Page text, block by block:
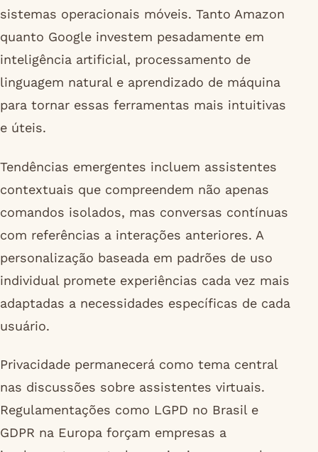
sistemas operacionais móveis. Tanto Amazon
quanto Google investem pesadamente em
inteligência artificial, processamento de
linguagem natural e aprendizado de máquina
para tornar essas ferramentas mais intuitivas
e úteis.
Tendências emergentes incluem assistentes
contextuais que compreendem não apenas
comandos isolados, mas conversas contínuas
com referências a interações anteriores. A
personalização baseada em padrões de uso
individual promete experiências cada vez mais
adaptadas a necessidades específicas de cada
usuário.
Privacidade permanecerá como tema central
nas discussões sobre assistentes virtuais.
Regulamentações como LGPD no Brasil e
GDPR na Europa forçam empresas a